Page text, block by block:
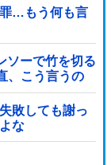
罪…もう何も言
ソーで竹を切る
、こう言うの
敗しても謝っ
な